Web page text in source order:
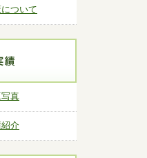
ついて
真
介